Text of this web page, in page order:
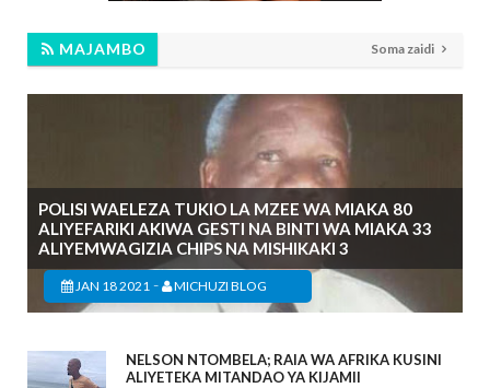
MAJAMBO Soma zaidi
POLISI WAELEZA TUKIO LA MZEE WA MIAKA 80
ALIYEFARIKI AKIWA GESTI NA BINTI WA MIAKA 33
ALIYEMWAGIZIA CHIPS NA MISHIKAKI 3
JAN 18 2021 - MICHUZI BLOG
NELSON NTOMBELA; RAIA WA AFRIKA KUSINI
ALIYETEKA MITANDAO YA KIJAMII